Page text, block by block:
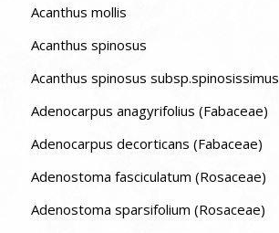
Acanthus mollis
Acanthus spinosus
Acanthus spinosus subsp.spinosissimus
Adenocarpus anagyrifolius (Fabaceae)
Adenocarpus decorticans (Fabaceae)
Adenostoma fasciculatum (Rosaceae)
Adenostoma sparsifolium (Rosaceae)